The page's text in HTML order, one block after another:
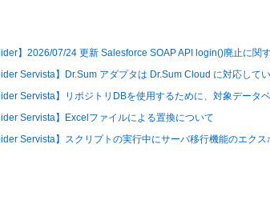
】2026/07/24 更新 Salesforce SOAP API login()廃止に関
Servista】Dr.Sum アダプタは Dr.Sum Cloud に対応して
Servista】リポジトリDBを使用するために、対象データ
Servista】Excelファイルによる置換について
Servista】スクリプトの実行中にサーバ移行機能のエク